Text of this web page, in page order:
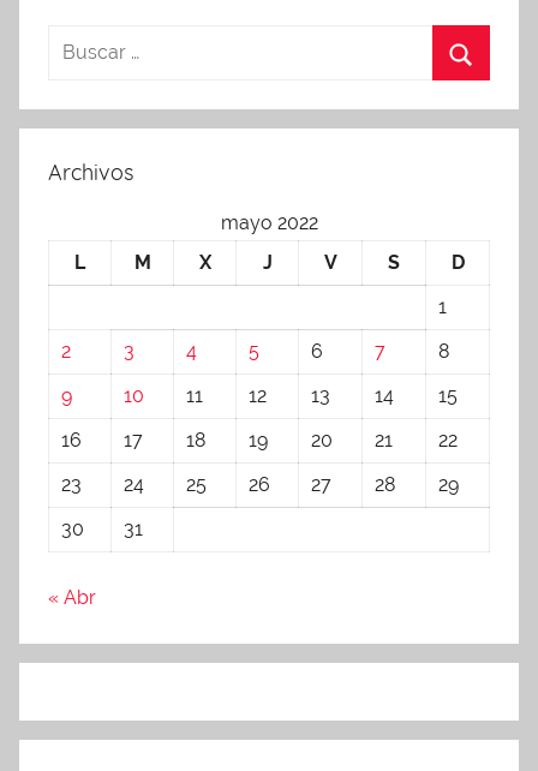
Archivos
mayo 2022
L
M X J V S
D
1
2
3 4 5 6 7
8
9
10 11 12 13 14
15
16
17 18 19 20 21
22
23
24 25 26 27 28
29
30
31
« Abr